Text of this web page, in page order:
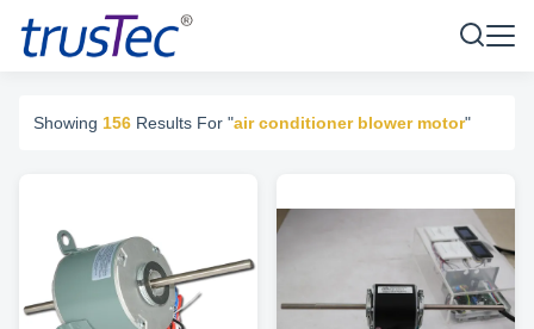
Showing 156 Results For "air conditioner blower motor"